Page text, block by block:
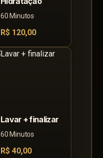
60 Minutos
R$ 120,00
Lavar + finalizar
60 Minutos
R$ 40,00